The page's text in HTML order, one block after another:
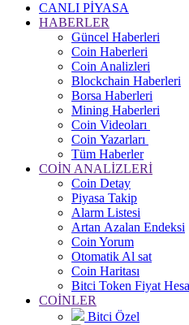
CANLI PİYASA
HABERLER
Güncel Haberleri
Coin Haberleri
Coin Analizleri
Blockchain Haberleri
Borsa Haberleri
Mining Haberleri
Coin Videoları
Coin Yazarları
Tüm Haberler
COİN ANALİZLERİ
Coin Detay
Piyasa Takip
Alarm Listesi
Artan Azalan Endeksi
Coin Yorum
Otomatik Al sat
Coin Haritası
Bitci Token Fiyat
COİNLER
Bitci Özel